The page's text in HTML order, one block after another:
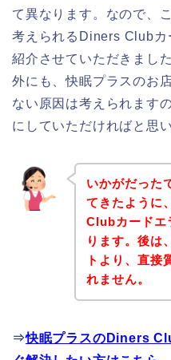
て異なります。なので、
考えられるDiners Clubカ
紹介させていただきまし
外にも、快眠プラスのお
ない原因は考えられます
にしていただければと思い
いかがだった
てきたように
Clubカードエ
ります。後は
トより、直接
れません。
⇒快眠プラスのDiners